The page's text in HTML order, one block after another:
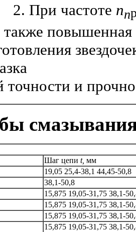
2. При частоте nп
повышенная
и
Шаг цепи t, мм
19,05 25,4-38,1 44,45-50,8
38,1-50,8
15,875 19,05-31,75 38,1-
15,875 19,05-31,75 38,1-
15,875 19,05-31,75 38,1-
15,875 19,05-31,75 38,1-